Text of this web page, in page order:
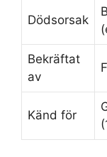
Dödsorsak
Bekräftat
av
Känd för